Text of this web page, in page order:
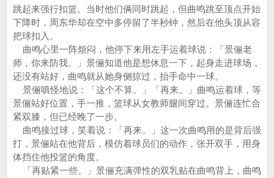
跳起来强行扣篮。当时他们俩同时跳起，但曲鸣跳至顶点开始
下降时，周东华却在空中多停留了半秒钟，然后在他头顶从容
把球扣入。
曲鸣心里一阵烦闷，他停下来用左手运着球说：「景俪老
师，你来防我。」景俪知道他是想休息一下，起身走进球场，
还没有站好，曲鸣就从她身侧掠过，抬手命中一球。
景俪嗔怪地说：「这个不算。」「再来。」曲鸣运着球，等
景俪站好位置，手一推，篮球从女教师腿间穿过。景俪连忙合
紧双膝，但已经晚了一步。
曲鸣接过球，笑着说：「再来。」这一次曲鸣用的是背后强
打，景俪站在他背后，模仿着球员们的动作，张开双手，用身
体挡住他投篮的角度。
「再贴紧一些。」景俪充满弹性的双乳贴在曲鸣背上，曲鸣